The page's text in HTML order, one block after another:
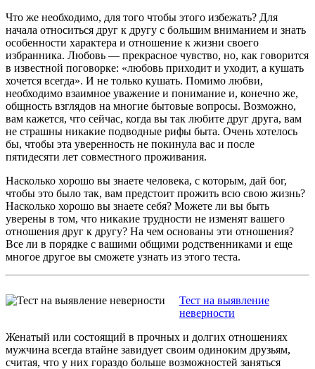
Что же необходимо, для того чтобы этого избежать? Для
начала относиться друг к другу с большим вниманием и знать
особенности характера и отношение к жизни своего
избранника. Любовь — прекрасное чувство, но, как говорится
в известной поговорке: «любовь приходит и уходит, а кушать
хочется всегда». И не только кушать. Помимо любви,
необходимо взаимное уважение и понимание и, конечно же,
общность взглядов на многие бытовые вопросы. Возможно,
вам кажется, что сейчас, когда вы так любите друг друга, вам
не страшны никакие подводные рифы быта. Очень хотелось
бы, чтобы эта уверенность не покинула вас и после
пятидесяти лет совместного проживания.
Насколько хорошо вы знаете человека, с которым, дай бог,
чтобы это было так, вам предстоит прожить всю свою жизнь?
Насколько хорошо вы знаете себя? Можете ли вы быть
уверены в том, что никакие трудности не изменят вашего
отношения друг к другу? На чем основаны эти отношения?
Все ли в порядке с вашими общими родственниками и еще
многое другое вы сможете узнать из этого теста.
Тест на выявление
неверности
Женатый или состоящий в прочных и долгих отношениях
мужчина всегда втайне завидует своим одиноким друзьям,
считая, что у них гораздо больше возможностей заняться